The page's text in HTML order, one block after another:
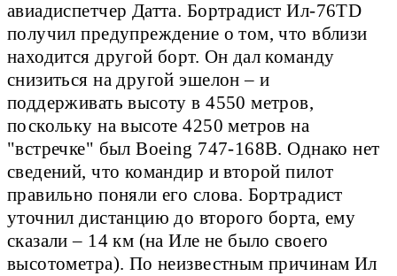
авиадиспетчер Датта. Бортрадист Ил-76TD
получил предупреждение о том, что вблизи
находится другой борт. Он дал команду
снизиться на другой эшелон – и
поддерживать высоту в 4550 метров,
поскольку на высоте 4250 метров на
"встречке" был Boeing 747-168В. Однако нет
сведений, что командир и второй пилот
правильно поняли его слова. Бортрадист
уточнил дистанцию до второго борта, ему
сказали – 14 км (на Иле не было своего
высотометра). По неизвестным причинам Ил